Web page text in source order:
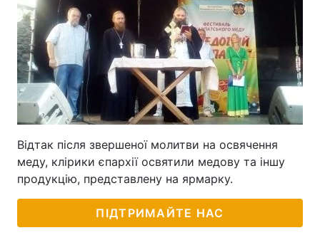
Відтак після звершеної молитви на освячення
меду, клірики єпархії освятили медову та іншу
продукцію, представлену на ярмарку.
ПІДТРИМАЙТЕ НАС